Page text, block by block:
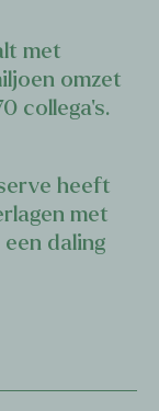
met
omzet
collega’s.
heeft
met
daling